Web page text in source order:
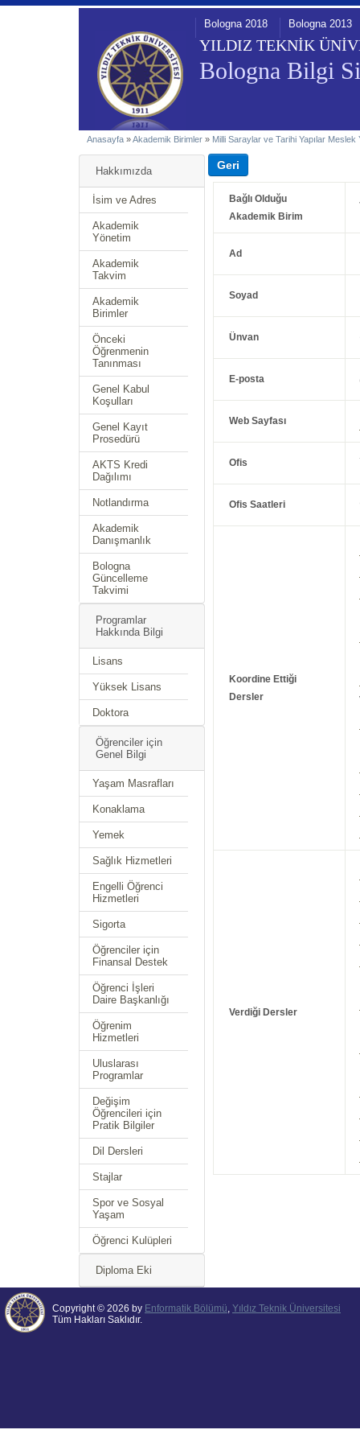
YILDIZ TEKNİK
Bologna Bilgi
Bologna 2018 Bologna 2013
Anasayfa »Akademik Birimler » Milli Saraylar ve Tarihi Yapılar
Hakkımızda
İsim ve Adres
Akademik
Yönetim
Akademik
Takvim
Akademik
Birimler
Önceki
Öğrenmenin
Tanınması
Genel Kabul
Koşulları
Genel Kayıt
Prosedürü
AKTS Kredi
Dağılımı
Notlandırma
Akademik
Danışmanlık
Bologna
Güncelleme
Takvimi
Programlar
Hakkında Bilgi
Lisans
Yüksek Lisans
Doktora
Öğrenciler için
Genel Bilgi
Yaşam Masrafları
Konaklama
Yemek
Sağlık Hizmetleri
Engelli Öğrenci
Hizmetleri
Sigorta
Öğrenciler için
Finansal Destek
Öğrenci İşleri
Daire Başkanlığı
Öğrenim
Hizmetleri
Uluslarası
Programlar
Değişim
Öğrencileri için
Pratik Bilgiler
Dil Dersleri
Stajlar
Spor ve Sosyal
Yaşam
Öğrenci Kulüpleri
Diploma Eki
Bağlı Olduğu
Akademik Birim
Ad
Soyad
Ünvan
E-posta
Web Sayfası
Ofis
Ofis Saatleri
Koordine Ettiği
Dersler
Verdiği Dersler
Copyright © 2026 by Enformatik Bölümü, Yıldız Teknik Üniversitesi
Tüm Hakları Saklıdır.